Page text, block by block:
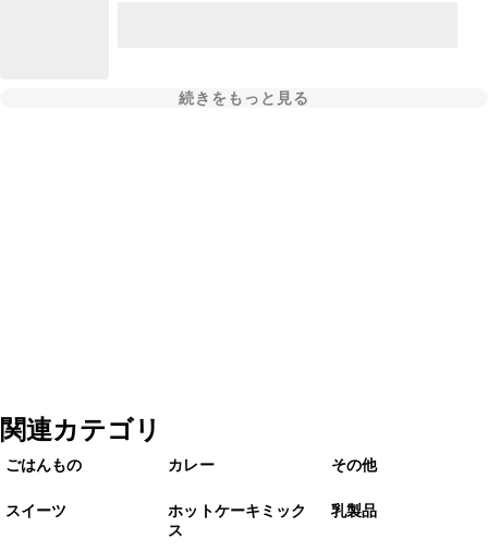
続きをもっと見る
関連カテゴリ
ごはんもの カレー その他
スイーツ
ホットケーキミック
ス
乳製品